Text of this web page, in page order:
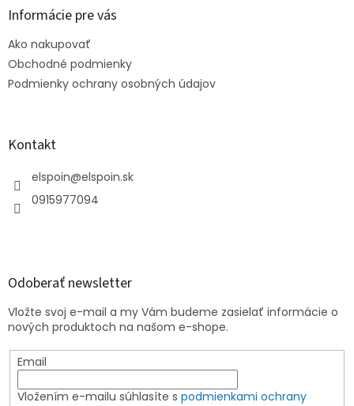
Informácie pre vás
Ako nakupovať
Obchodné podmienky
Podmienky ochrany osobných údajov
Kontakt
elspoin@elspoin.sk
0915977094
Odoberať newsletter
Vložte svoj e-mail a my Vám budeme zasielať informácie o
nových produktoch na našom e-shope.
Email
Vložením e-mailu súhlasíte s podmienkami ochrany